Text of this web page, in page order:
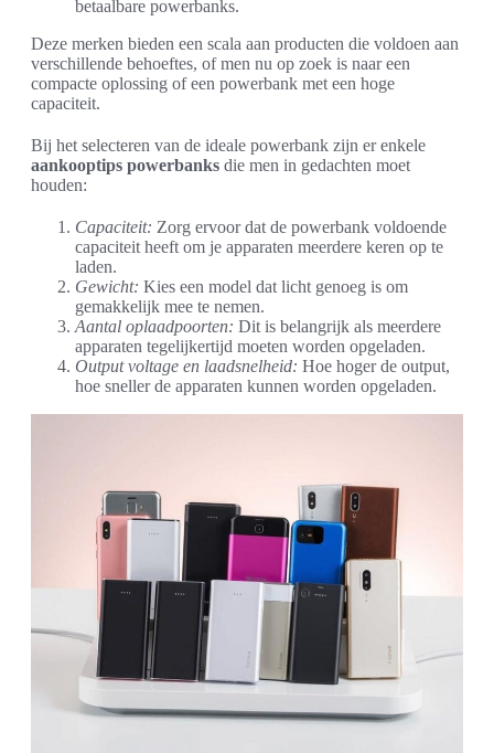
betaalbare powerbanks.
Deze merken bieden een scala aan producten die voldoen aan
verschillende behoeftes, of men nu op zoek is naar een
compacte oplossing of een powerbank met een hoge
capaciteit.
Bij het selecteren van de ideale powerbank zijn er enkele
aankooptips powerbanks die men in gedachten moet
houden:
Capaciteit: Zorg ervoor dat de powerbank voldoende
capaciteit heeft om je apparaten meerdere keren op te
laden.
Gewicht: Kies een model dat licht genoeg is om
gemakkelijk mee te nemen.
Aantal oplaadpoorten: Dit is belangrijk als meerdere
apparaten tegelijkertijd moeten worden opgeladen.
Output voltage en laadsnelheid: Hoe hoger de output,
hoe sneller de apparaten kunnen worden opgeladen.